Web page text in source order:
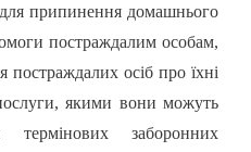
припинення домашнього
постраждалим особам,
постраждалих осіб про їхні
якими вони можуть
термінових заборонних